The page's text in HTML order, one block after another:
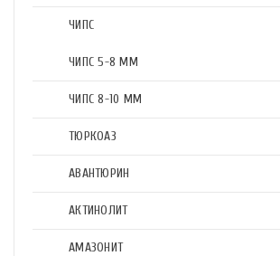
ЧИПС
ЧИПС 5-8 ММ
ЧИПС 8-10 ММ
ТЮРКОАЗ
АВАНТЮРИН
АКТИНОЛИТ
АМАЗОНИТ